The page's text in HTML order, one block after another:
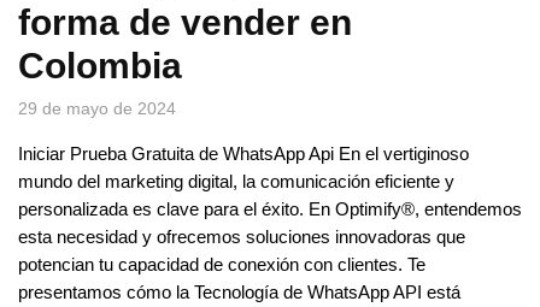
forma de vender en
Colombia
29 de mayo de 2024
Iniciar Prueba Gratuita de WhatsApp Api En el vertiginoso
mundo del marketing digital, la comunicación eficiente y
personalizada es clave para el éxito. En Optimify®, entendemos
esta necesidad y ofrecemos soluciones innovadoras que
potencian tu capacidad de conexión con clientes. Te
presentamos cómo la Tecnología de WhatsApp API está